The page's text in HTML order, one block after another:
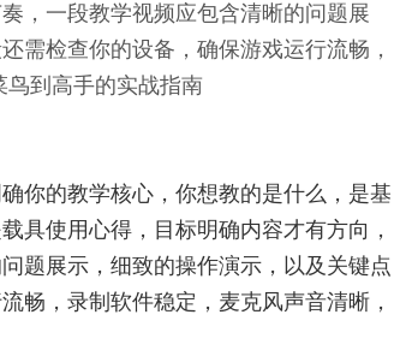
，一段教学视频应包含清晰的问题展
需检查你的设备，确保游戏运行流畅，
到高手的实战指南
你的教学核心，你想教的是什么，是基
具使用心得，目标明确内容才有方向，
题展示，细致的操作演示，以及关键点
畅，录制软件稳定，麦克风声音清晰，